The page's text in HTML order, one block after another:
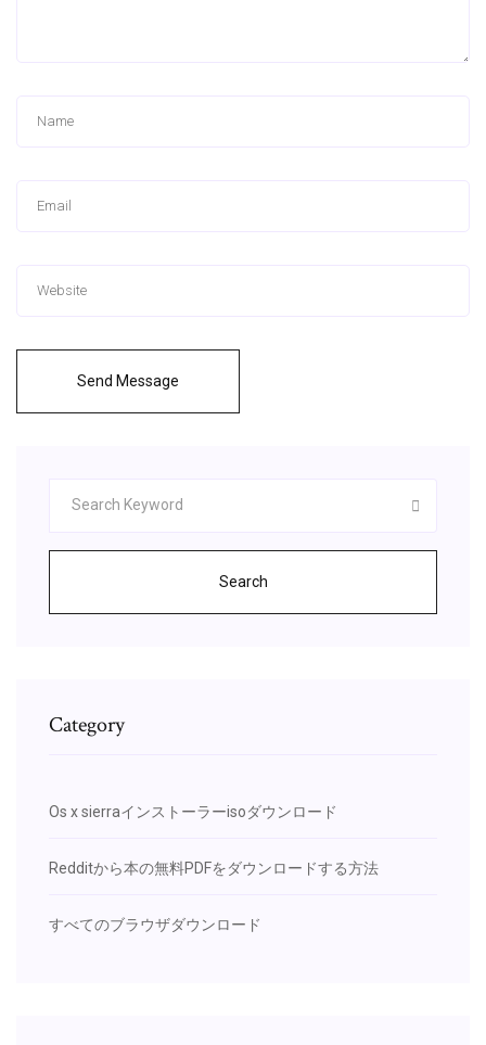
Send Message
Search
Category
Os x sierraインストーラーisoダウンロード
Redditから本の無料PDFをダウンロードする方法
すべてのブラウザダウンロード